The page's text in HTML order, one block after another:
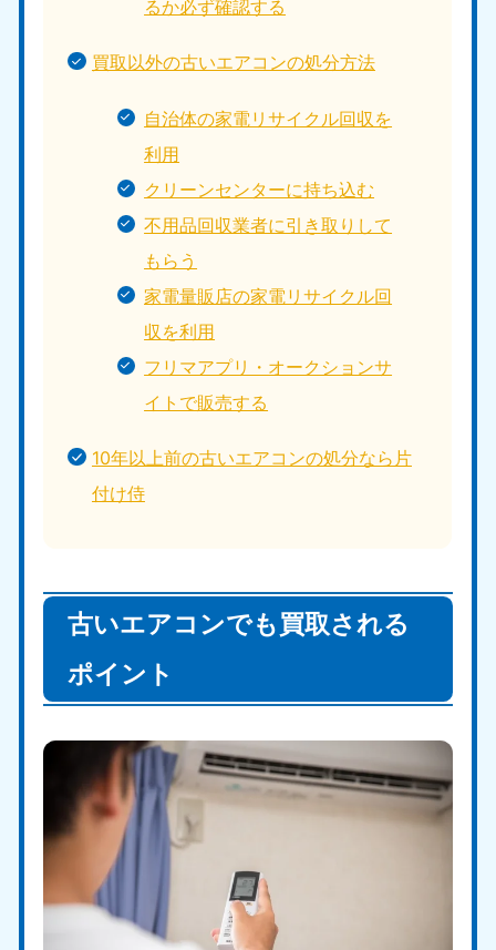
るか必ず確認する
買取以外の古いエアコンの処分方法
自治体の家電リサイクル回収を
利用
クリーンセンターに持ち込む
不用品回収業者に引き取りして
もらう
家電量販店の家電リサイクル回
収を利用
フリマアプリ・オークションサ
イトで販売する
10年以上前の古いエアコンの処分なら片
付け侍
古いエアコンでも買取される
ポイント